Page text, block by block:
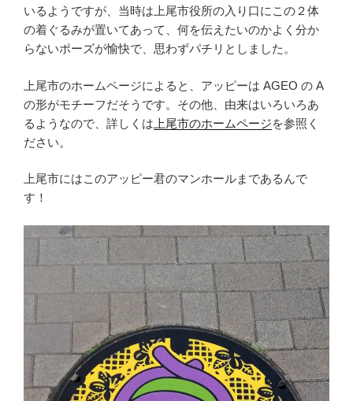
いるようですが、当時は上尾市役所の入り口にこの２体
の着ぐるみが置いてあって、何を伝えたいのかよく分か
らないポーズが愉快で、思わずパチリとしました。
上尾市のホームページによると、アッピーは AGEO の A
の形がモチーフだそうです。その他、由来はいろいろあ
るようなので、詳しくは 上尾市のホームページを参照く
ださい。
上尾市にはこのアッピー君のマンホールまであるんで
す！